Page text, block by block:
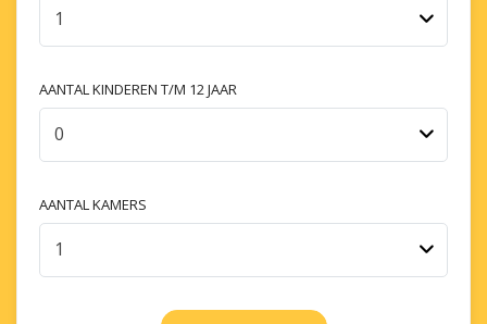
1
AANTAL KINDEREN T/M 12 JAAR
0
AANTAL KAMERS
1